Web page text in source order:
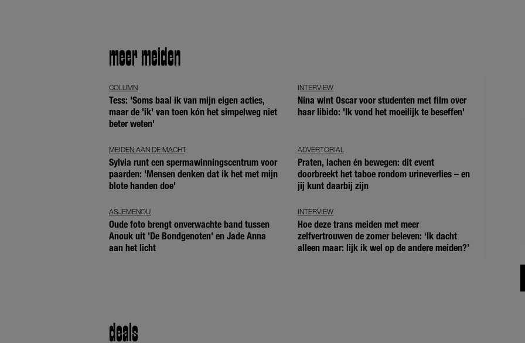
meer meiden
COLUMN
Tess: 'Soms baal ik van mijn eigen acties,
maar de 'ik' van toen kón het simpelweg niet
beter weten'
INTERVIEW
Nina wint Oscar voor studenten met film over
haar libido: 'Ik vond het moeilijk te beseffen'
MEIDEN AAN DE MACHT
Sylvia runt een spermawinningscentrum voor
paarden: 'Mensen denken dat ik het met mijn
blote handen doe'
ADVERTORIAL
Praten, lachen én bewegen: dit event
doorbreekt het taboe rondom urineverlies – en
jij kunt daarbij zijn
ASJEMENOU
Oude foto brengt onverwachte band tussen
Anouk uit 'De Bondgenoten' en Jade Anna
aan het licht
INTERVIEW
Hoe deze trans meiden met meer
zelfvertrouwen de zomer beleven: ‘Ik dacht
alleen maar: lijk ik wel op de andere meiden?’
deals